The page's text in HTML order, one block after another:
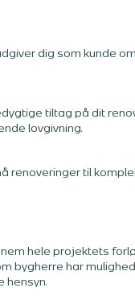
dig som kunde
tiltag på dit
lovgivning.
renoveringer til
hele projektets
bygherre har
hensyn.